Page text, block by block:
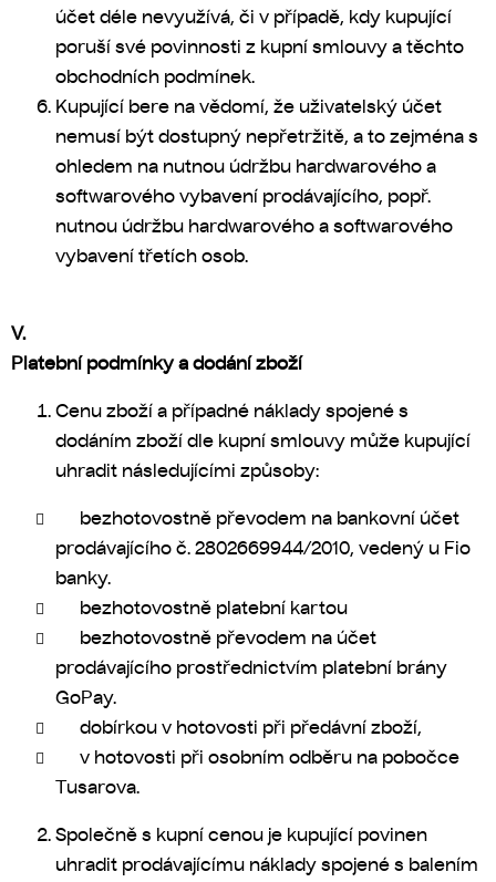
účet déle nevyužívá, či v případě, kdy kupující
poruší své povinnosti z kupní smlouvy a těchto
obchodních podmínek.
Kupující bere na vědomí, že uživatelský účet
nemusí být dostupný nepřetržitě, a to zejména s
ohledem na nutnou údržbu hardwarového a
softwarového vybavení prodávajícího, popř.
nutnou údržbu hardwarového a softwarového
vybavení třetích osob.
V.
Platební podmínky a dodání zboží
Cenu zboží a případné náklady spojené s
dodáním zboží dle kupní smlouvy může kupující
uhradit následujícími způsoby:
bezhotovostně převodem na bankovní účet
prodávajícího č. 2802669944/2010, vedený u Fio
banky.
bezhotovostně platební kartou
bezhotovostně převodem na účet
prodávajícího prostřednictvím platební brány
GoPay.
dobírkou v hotovosti při předávní zboží,
v hotovosti při osobním odběru na pobočce
Tusarova.
Společně s kupní cenou je kupující povinen
uhradit prodávajícímu náklady spojené s balením